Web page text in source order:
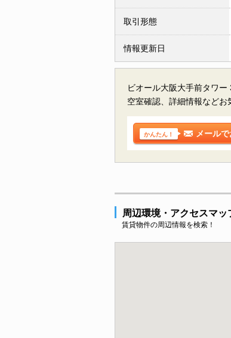
取引形態
情報更新日
ビオール大阪大手前タワ
空室確認、詳細情報などお
かんたん！ メール
周辺環境・アクセスマッ
賃貸物件の周辺情報を検索！